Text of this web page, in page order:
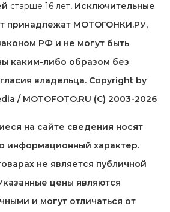
старше 16 лет. Исключительные
принадлежат МОТОГОНКИ.РУ,
РФ и не могут быть
каким-либо образом без
владельца. Copyright by
/ MOTOFOTO.RU (C) 2003-2026
на cайте сведения носят
информационный характер.
не является публичной
цены являются
и могут отличаться от